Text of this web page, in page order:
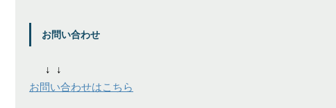
お問い合わせ
↓
↓
お問い合わせはこちら